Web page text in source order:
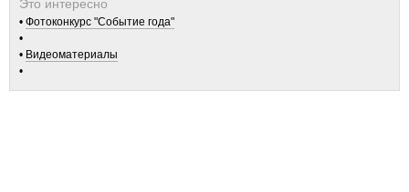
Фотоконкурс "Событие года"
Видеоматериалы